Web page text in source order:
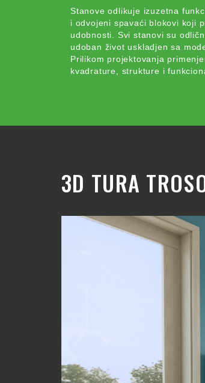
Stanove odlikuje izuzetna
i odvojeni spavaći blokovi koji
udobnosti. Svi stanovi su
udoban život uskladjen sa
Prilikom projektovanja
kvadrature, strukture i
3D TURA